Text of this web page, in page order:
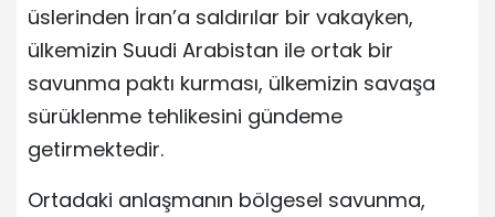
üslerinden İran’a saldırılar bir vakayken,
ülkemizin Suudi Arabistan ile ortak bir
savunma paktı kurması, ülkemizin savaşa
sürüklenme tehlikesini gündeme
getirmektedir.
Ortadaki anlaşmanın bölgesel savunma,